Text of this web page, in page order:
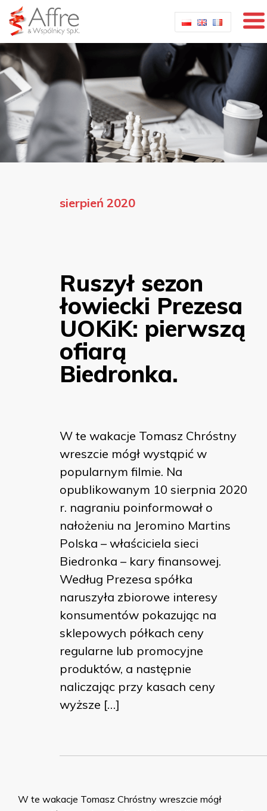
sierpień 2020
Ruszył sezon
łowiecki Prezesa
UOKiK: pierwszą
ofiarą
Biedronka.
W te wakacje Tomasz Chróstny
wreszcie mógł wystąpić w
popularnym filmie. Na
opublikowanym 10 sierpnia 2020
r. nagraniu poinformował o
nałożeniu na Jeromino Martins
Polska – właściciela sieci
Biedronka – kary finansowej.
Według Prezesa spółka
naruszyła zbiorowe interesy
konsumentów pokazując na
sklepowych półkach ceny
regularne lub promocyjne
produktów, a następnie
naliczając przy kasach ceny
wyższe […]
W te wakacje Tomasz Chróstny wreszcie mógł